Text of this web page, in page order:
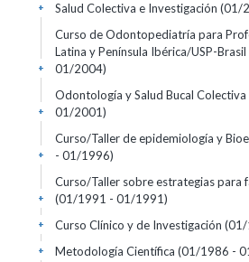
Salud Colectiva e Investigación (01/
+
Curso de Odontopediatría para
Latina y Península Ibérica/USP-Brasil
01/2004)
+
Odontología y Salud Bucal Colectiva
01/2001)
+
Curso/Taller de epidemiología y
- 01/1996)
+
Curso/Taller sobre estrategias para
(01/1991 - 01/1991)
+
Curso Clínico y de Investigación
+
Metodología Científica (01/1986 -
+